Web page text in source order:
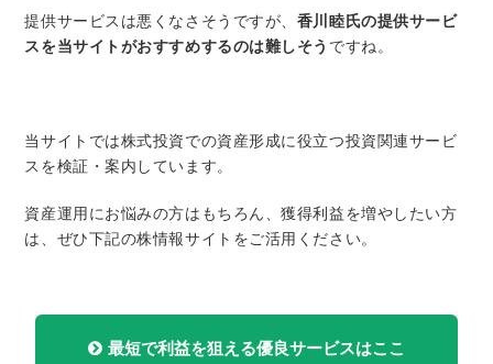
提供サービスは悪くなさそうですが、 香川睦氏の提供サービ
スを当サイトがおすすめするのは難しそう ですね。
当サイトでは株式投資での資産形成に役立つ投資関連サービ
スを検証・案内しています。
資産運用にお悩みの方はもちろん、獲得利益を増やしたい方
は、ぜひ下記の株情報サイトをご活用ください。
最短で利益を狙える優良サービスはここ